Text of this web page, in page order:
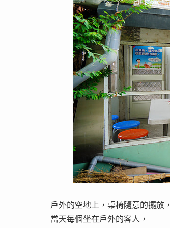
戶外的空地上，桌椅隨意的擺放，
當天每個坐在戶外的客人，